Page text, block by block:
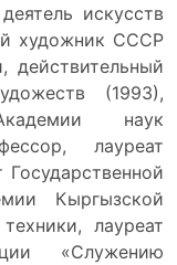
искусств
художник СССР
действительный
(1993),
наук
лауреат
Кыргызской
лауреат
«Служению